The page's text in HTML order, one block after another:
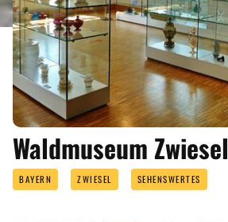
Waldmuseum Zwiesel
BAYERN ZWIESEL SEHENSWERTES